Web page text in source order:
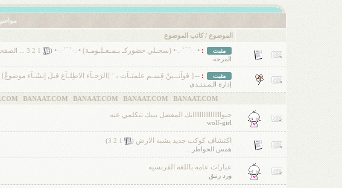
الموضوع /كاتب الموضوع
مثبت : •·.·´¯`·.·• (سجـلي حضوركـ بـمـعـلـومـة) •·.·´¯`·.·• (
1
2
3
المرحة
مثبت : --{ قوآنــينْ قِسـم علميَـآت ، ’ [الرَجـآء الاطِلـآع قبلَ إنشَـآء موضوعْ]
إدارة الـمـنـتـدى
BANAAT.COM
حيواااااااااااااااانك المفضل يبيك تتكلمي عنه
wolf-girl
اكتشاف كوكب جديد يشبه الارض (
1
2
3
)
همس الخواطر ..
عبارات عامه باللغه الفرنسيه
ورد زنبق